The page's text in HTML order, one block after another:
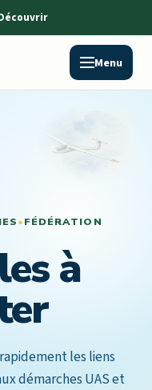
Menu
•FÉDÉRATION
à
les liens
démarches UAS et